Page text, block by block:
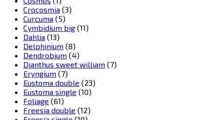
Crocosmia (3)
Curcuma (5)
Cymbidium big (11)
Dahlia (13)
Delphinium (8)
Dendrobium (4)
Dianthus sweet william (7)
Eryngium (7)
Eustoma double (23)
Eustoma single (10)
Foliage (61)
Freesia double (12)